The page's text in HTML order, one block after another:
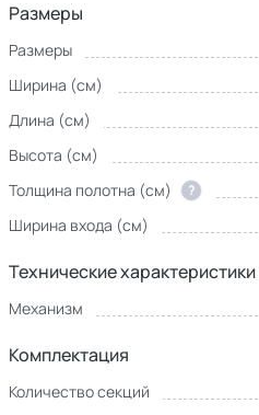
Размеры
Размеры
Ширина (см)
Длина (см)
Высота (см)
Толщина полотна (см)
?
Ширина входа (см)
Технические характеристики
Механизм
Комплектация
Количество секций